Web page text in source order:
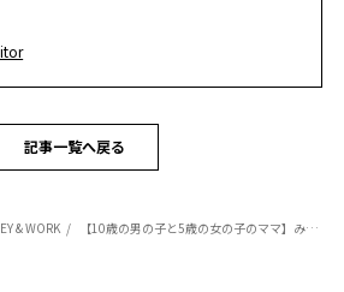
記事一覧へ戻る
& WORK 【10歳の男の子と5歳の女の子のママ】みんなどうしてる? 仕事と育児の両立【Niantic Japan Inc.】